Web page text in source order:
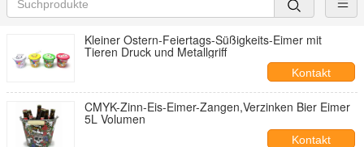
Kleiner Ostern-Feiertags-Süßigkeits-Eimer mit
Tieren Druck und Metallgriff
Kontakt
CMYK-Zinn-Eis-Eimer-Zangen,Verzinken Bier Eimer
5L Volumen
Kontakt